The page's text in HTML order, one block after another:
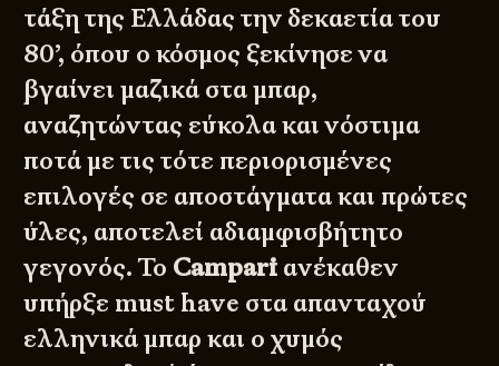
τάξη της Ελλάδας την δεκαετία του
80’, όπου ο κόσμος ξεκίνησε να
βγαίνει μαζικά στα μπαρ,
αναζητώντας εύκολα και νόστιμα
ποτά με τις τότε περιορισμένες
επιλογές σε αποστάγματα και πρώτες
ύλες, αποτελεί αδιαμφισβήτητο
γεγονός. Το Campari ανέκαθεν
υπήρξε must have στα απανταχού
ελληνικά μπαρ και ο χυμός